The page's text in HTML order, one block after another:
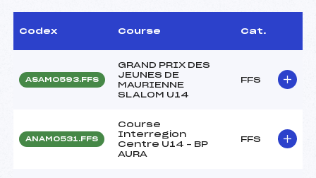
Codex Course Cat.
ASAM0593.FFS
GRAND PRIX DES
JEUNES DE
MAURIENNE
SLALOM U14
FFS
ANAM0531.FFS
Course
Interregion
Centre U14 – BP
AURA
FFS